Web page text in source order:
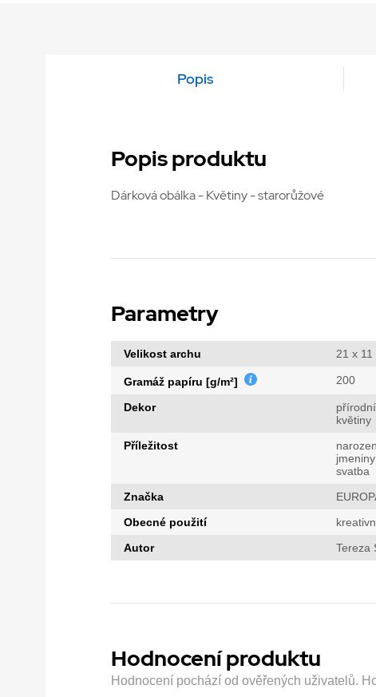
Popis
Popis produktu
Dárková obálka - Květiny - starorůžové
Parametry
Velikost archu 21 x 11
Gramáž papíru [g/m²] 200
Dekor
přírodní
květiny
Příležitost
jmeniny
svatba
Značka
Obecné použití
Autor
Tereza
Hodnocení produktu
Hodnocení pochází od ověřených uživatelů.